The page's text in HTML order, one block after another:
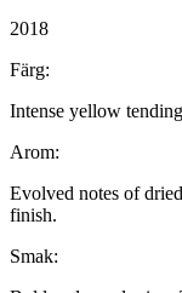
2018
Färg:
Intense yellow
Arom:
Evolved notes of
finish.
Smak: